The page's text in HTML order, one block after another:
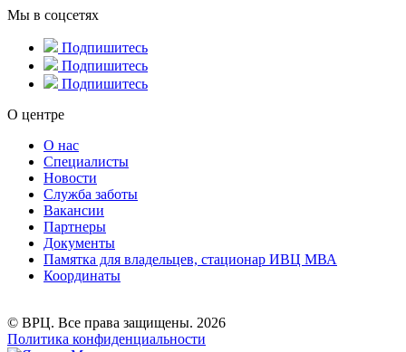
Мы в соцсетях
Подпишитесь
Подпишитесь
Подпишитесь
О центре
О нас
Специалисты
Новости
Служба заботы
Вакансии
Партнеры
Документы
Памятка для владельцев, стационар ИВЦ МВА
Координаты
© ВРЦ. Все права защищены. 2026
Политика конфиденциальности